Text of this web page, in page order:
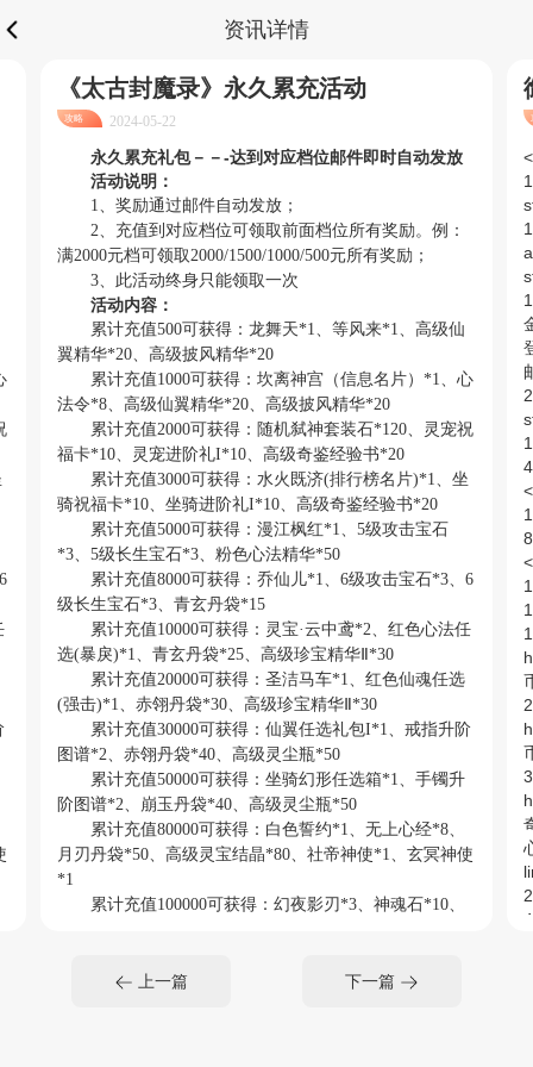
资讯详情
《太古封魔录》永久累充活动
攻略 2024-05-22
永久累充礼包－－-达到对应档位邮件即时自动发放
活动说明：
1、奖励通过邮件自动发放；
2、充值到对应档位可领取前面档位所有奖励。例：
满2000元档可领取2000/1500/1000/500元所有奖励；
3、此活动终身只能领取一次
活动内容：
累计充值500可获得：龙舞天*1、等风来*1、高级仙
翼精华*20、高级披风精华*20
累计充值1000可获得：坎离神宫（信息名片）*1、心
法令*8、高级仙翼精华*20、高级披风精华*20
累计充值2000可获得：随机弑神套装石*120、灵宠祝
福卡*10、灵宠进阶礼I*10、高级奇鉴经验书*20
累计充值3000可获得：水火既济(排行榜名片)*1、坐
骑祝福卡*10、坐骑进阶礼I*10、高级奇鉴经验书*20
累计充值5000可获得：漫江枫红*1、5级攻击宝石
*3、5级长生宝石*3、粉色心法精华*50
累计充值8000可获得：乔仙儿*1、6级攻击宝石*3、6
级长生宝石*3、青玄丹袋*15
累计充值10000可获得：灵宝·云中鸢*2、红色心法任
选(暴戾)*1、青玄丹袋*25、高级珍宝精华Ⅱ*30
累计充值20000可获得：圣洁马车*1、红色仙魂任选
(强击)*1、赤翎丹袋*30、高级珍宝精华Ⅱ*30
累计充值30000可获得：仙翼任选礼包I*1、戒指升阶
图谱*2、赤翎丹袋*40、高级灵尘瓶*50
累计充值50000可获得：坐骑幻形任选箱*1、手镯升
阶图谱*2、崩玉丹袋*40、高级灵尘瓶*50
累计充值80000可获得：白色誓约*1、无上心经*8、
月刃丹袋*50、高级灵宝结晶*80、社帝神使*1、玄冥神使
*1
累计充值100000可获得：幻夜影刃*3、神魂石*10、
累计充值150000可获得：双人坐骑大礼·仙翼*1、化
上一篇 下一篇